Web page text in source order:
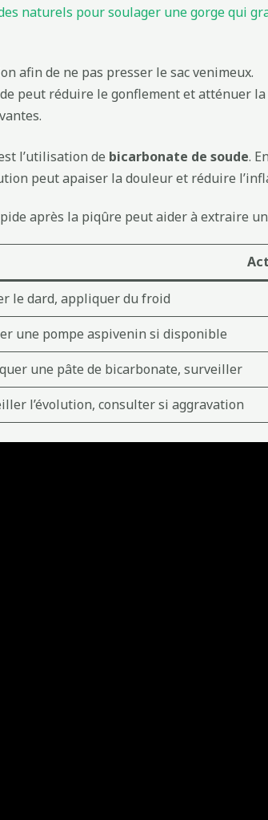
naturels pour soulager une gorge qui
afin de ne pas presser le sac venimeux.
peut réduire le gonflement et atténuer la
l’utilisation de bicarbonate de soude.
peut apaiser la douleur et réduire
après la piqûre peut aider à extraire
le dard, appliquer du froid
une pompe aspivenin si disponible
une pâte de bicarbonate, surveiller
l’évolution, consulter si aggravation